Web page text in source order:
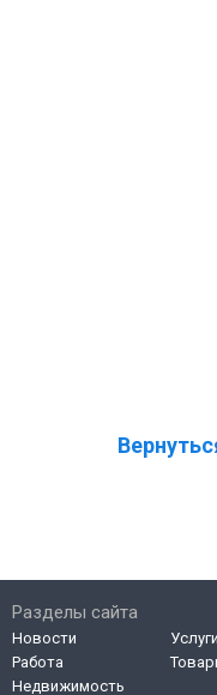
Разделы сайта
Новости
Работа
Недвижимость
Услуги